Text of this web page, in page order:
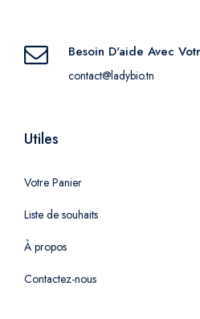
Besoin D'aide Avec
contact@ladybio.tn
Utiles
Votre Panier
Liste de souhaits
À propos
Contactez-nous